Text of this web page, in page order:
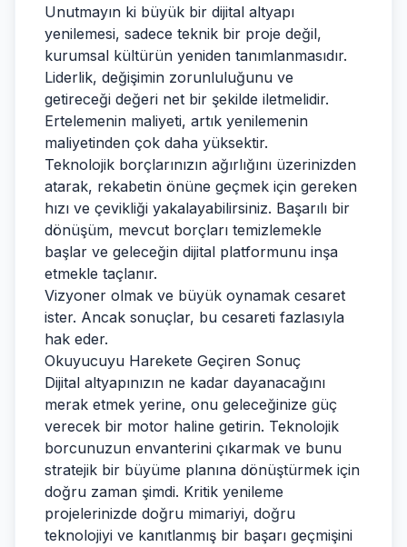
Unutmayın ki büyük bir dijital altyapı
yenilemesi, sadece teknik bir proje değil,
kurumsal kültürün yeniden tanımlanmasıdır.
Liderlik, değişimin zorunluluğunu ve
getireceği değeri net bir şekilde iletmelidir.
Ertelemenin maliyeti, artık yenilemenin
maliyetinden çok daha yüksektir.
Teknolojik borçlarınızın ağırlığını üzerinizden
atarak, rekabetin önüne geçmek için gereken
hızı ve çevikliği yakalayabilirsiniz. Başarılı bir
dönüşüm, mevcut borçları temizlemekle
başlar ve geleceğin dijital platformunu inşa
etmekle taçlanır.
Vizyoner olmak ve büyük oynamak cesaret
ister. Ancak sonuçlar, bu cesareti fazlasıyla
hak eder.
Okuyucuyu Harekete Geçiren Sonuç
Dijital altyapınızın ne kadar dayanacağını
merak etmek yerine, onu geleceğinize güç
verecek bir motor haline getirin. Teknolojik
borcunuzun envanterini çıkarmak ve bunu
stratejik bir büyüme planına dönüştürmek için
doğru zaman şimdi. Kritik yenileme
projelerinizde doğru mimariyi, doğru
teknolojiyi ve kanıtlanmış bir başarı geçmişini